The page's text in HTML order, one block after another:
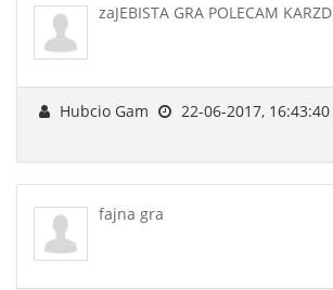
zaJEBISTA GRA POLECAM
Hubcio Gam
22-06-2017, 16:43:40
fajna gra